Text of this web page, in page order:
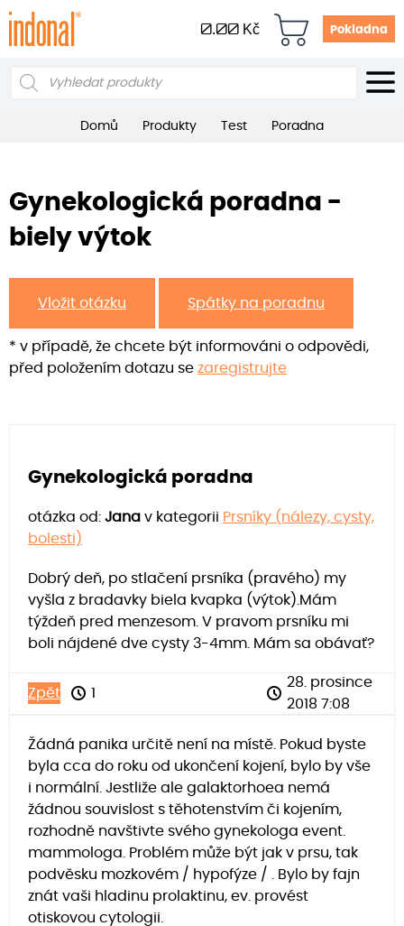
0.00 Kč Pokladna
Products
Domů Produkty Test Poradna
Gynekologická poradna -
biely výtok
Vložit otázku Spátky na poradnu
* v případě, že chcete být informováni o odpovědi,
před položením dotazu se zaregistrujte
Gynekologická poradna
otázka od: Jana v kategorii Prsníky (nálezy, cysty,
bolesti)
Dobrý deň, po stlačení prsníka (pravého) my
vyšla z bradavky biela kvapka (výtok).Mám
týždeň pred menzesom. V pravom prsníku mi
boli nájdené dve cysty 3-4mm. Mám sa obávať?
Zpět 1
28. prosince
2018 7:08
Žádná panika určitě není na místě. Pokud byste
byla cca do roku od ukončení kojení, bylo by vše
i normální. Jestliže ale galaktorhoea nemá
žádnou souvislost s těhotenstvím či kojením,
rozhodně navštivte svého gynekologa event.
mammologa. Problém může být jak v prsu, tak
podvěsku mozkovém / hypofýze / . Bylo by fajn
znát vaši hladinu prolaktinu, ev. provést
otiskovou cytologii.